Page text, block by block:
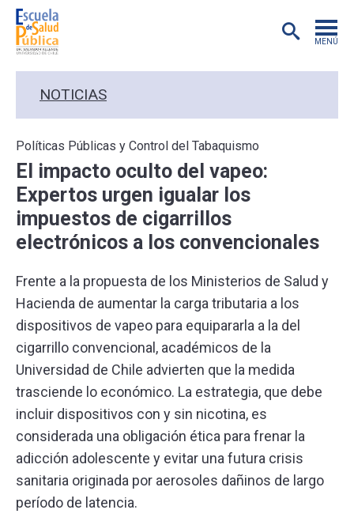
MENÚ
EXTENSIÓN
EDUCACIÓN CONTINUA
PUBLICACIONES
ACADÉMICOS
ESCUELA
BIBLIOTECA
PLATAFORMA EDUCATIVA
NOTICIAS
Políticas Públicas y Control del Tabaquismo
El impacto oculto del vapeo:
Expertos urgen igualar los
impuestos de cigarrillos
electrónicos a los convencionales
Frente a la propuesta de los Ministerios de Salud y
Hacienda de aumentar la carga tributaria a los
dispositivos de vapeo para equipararla a la del
cigarrillo convencional, académicos de la
Universidad de Chile advierten que la medida
trasciende lo económico. La estrategia, que debe
incluir dispositivos con y sin nicotina, es
considerada una obligación ética para frenar la
adicción adolescente y evitar una futura crisis
sanitaria originada por aerosoles dañinos de largo
período de latencia.